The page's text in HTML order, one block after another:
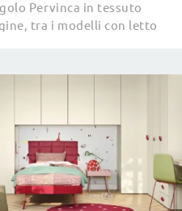
Pervinca in tessuto
tra i modelli con letto